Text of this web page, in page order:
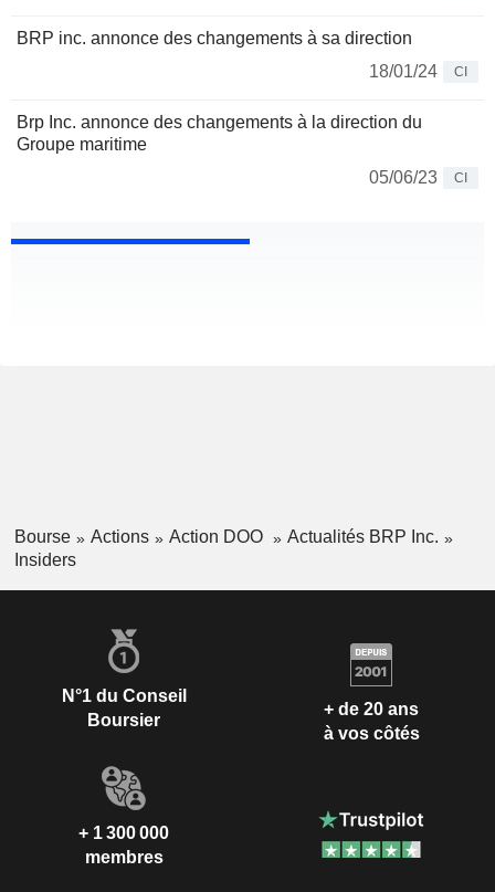
BRP inc. annonce des changements à sa direction
18/01/24
CI
Brp Inc. annonce des changements à la direction du
Groupe maritime
05/06/23
CI
Bourse Actions Action DOO
Actualités BRP Inc.
Insiders
N°1 du Conseil
Boursier
+ de 20 ans
à vos côtés
+ 1 300 000
membres